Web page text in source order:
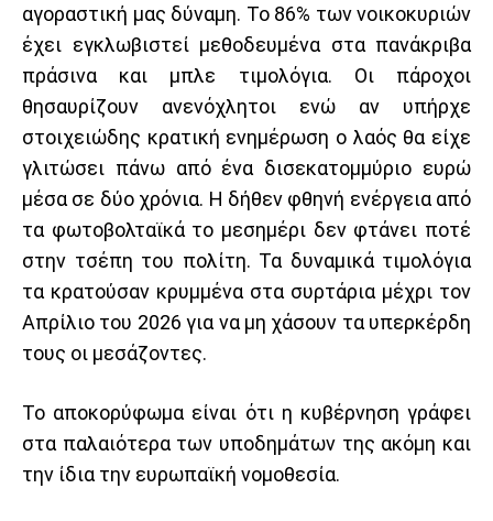
αγοραστική μας δύναμη. Το 86% των νοικοκυριών
έχει εγκλωβιστεί μεθοδευμένα στα πανάκριβα
πράσινα και μπλε τιμολόγια. Οι πάροχοι
θησαυρίζουν ανενόχλητοι ενώ αν υπήρχε
στοιχειώδης κρατική ενημέρωση ο λαός θα είχε
γλιτώσει πάνω από ένα δισεκατομμύριο ευρώ
μέσα σε δύο χρόνια. Η δήθεν φθηνή ενέργεια από
τα φωτοβολταϊκά το μεσημέρι δεν φτάνει ποτέ
στην τσέπη του πολίτη. Τα δυναμικά τιμολόγια
τα κρατούσαν κρυμμένα στα συρτάρια μέχρι τον
Απρίλιο του 2026 για να μη χάσουν τα υπερκέρδη
τους οι μεσάζοντες.
Το αποκορύφωμα είναι ότι η κυβέρνηση γράφει
στα παλαιότερα των υποδημάτων της ακόμη και
την ίδια την ευρωπαϊκή νομοθεσία.